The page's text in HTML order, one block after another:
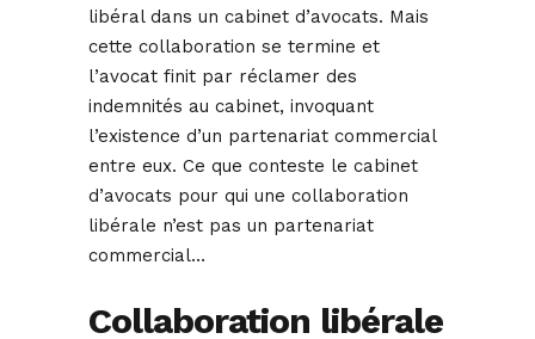
libéral dans un cabinet d’avocats. Mais
cette collaboration se termine et
l’avocat finit par réclamer des
indemnités au cabinet, invoquant
l’existence d’un partenariat commercial
entre eux. Ce que conteste le cabinet
d’avocats pour qui une collaboration
libérale n’est pas un partenariat
commercial…
Collaboration libérale